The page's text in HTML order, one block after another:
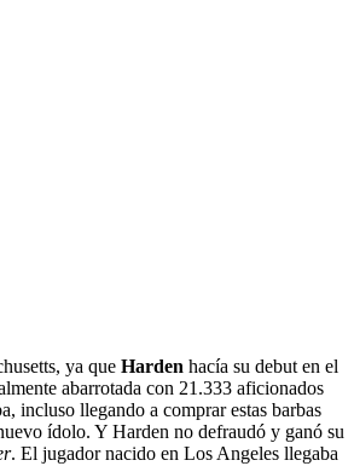
ya que Harden hacía su debut en el
abarrotada con 21.333 aficionados
incluso llegando a comprar estas barbas
ídolo. Y Harden no defraudó y ganó su
. El jugador nacido en Los Angeles llegaba